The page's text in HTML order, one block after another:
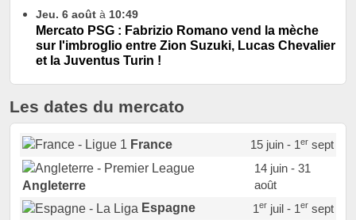
Jeu. 6 août à 10:49
Mercato PSG : Fabrizio Romano vend la mèche
sur l'imbroglio entre Zion Suzuki, Lucas Chevalier
et la Juventus Turin !
Les dates du mercato
France 15 juin - 1ersept
Angleterre
14 juin - 31
août
Espagne
1erjuil - 1ersept